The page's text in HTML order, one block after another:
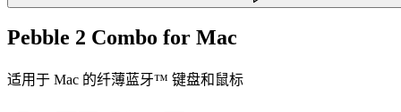
Pebble 2 Combo for Mac
适用于 Mac 的纤薄蓝牙™ 键盘和鼠标